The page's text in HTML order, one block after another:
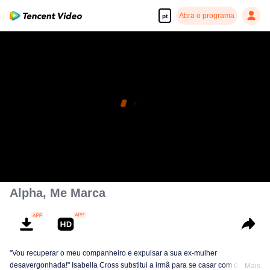
pt Abra o programa
Alpha, Me Marca
"Vou recuperar o meu companheiro e expulsar a sua ex-mulher
desavergonhada!" Isabella Cross substitui a irmã para se casar com o
Mais